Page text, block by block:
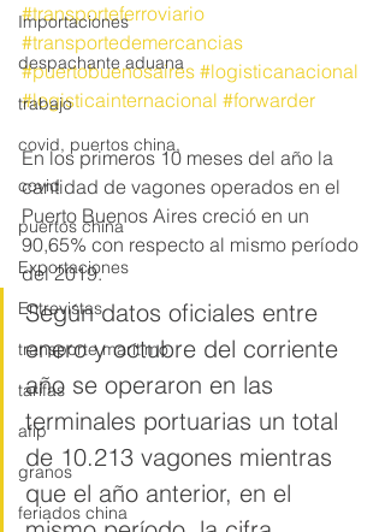
Importaciones
despachante aduana
trabajo
covid, puertos china,
covid
puertos china
Exportaciones
Entrevistas
transporte marítimo
tarifas
afip
granos
feriados china
#transporteferroviario
#transportedemercancias
#puertobuenosaires #logisticanacional
#logisticainternacional #forwarder
En los primeros 10 meses del año la
cantidad de vagones operados en el
Puerto Buenos Aires creció en un
90,65% con respecto al mismo período
del 2019.
Según datos oficiales entre
enero y octubre del corriente
año se operaron en las
terminales portuarias un total
de 10.213 vagones mientras
que el año anterior, en el